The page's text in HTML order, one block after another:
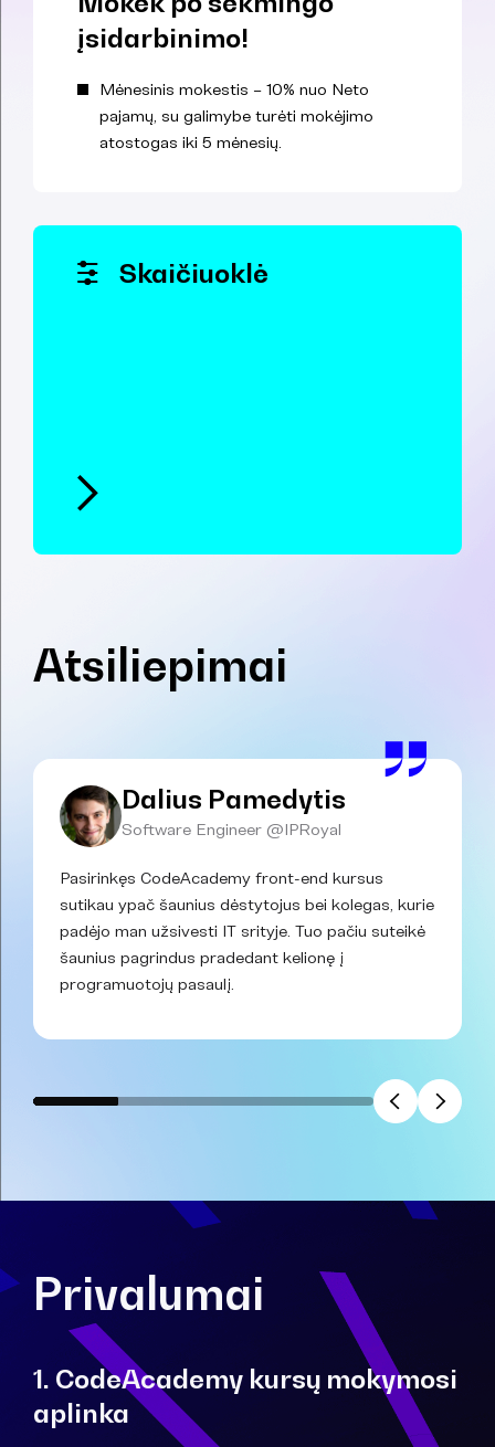
įsidarbinimo!
Mėnesinis mokestis – 10% nuo Neto
pajamų, su galimybe turėti mokėjimo
atostogas iki 5 mėnesių.
Skaičiuoklė
Atsiliepimai
Dalius Pamedytis
Software Engineer @IPRoyal
Pasirinkęs CodeAcademy front-end kursus
sutikau ypač šaunius dėstytojus bei kolegas, kurie
padėjo man užsivesti IT srityje. Tuo pačiu suteikė
šaunius pagrindus pradedant kelionę į
programuotojų pasaulį.
Privalumai
1. CodeAcademy kursų mokymosi
aplinka